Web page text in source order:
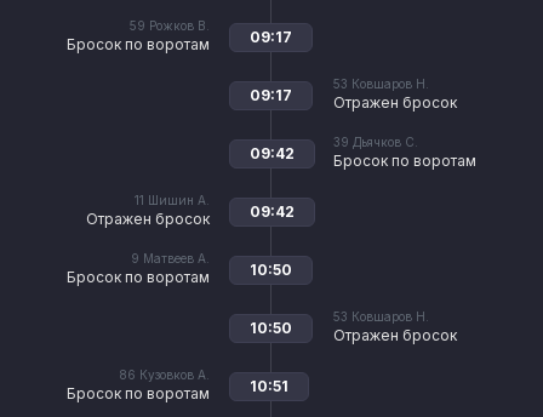
59 Рожков В.
Бросок по воротам 09:17
53 Ковшаров Н.
Отражен бросок
09:17
39 Дьячков С.
Бросок по воротам
09:42
11 Шишин А.
Отражен бросок 09:42
9 Матвеев А.
Бросок по воротам 10:50
53 Ковшаров Н.
Отражен бросок
10:50
86 Кузовков А.
Бросок по воротам 10:51